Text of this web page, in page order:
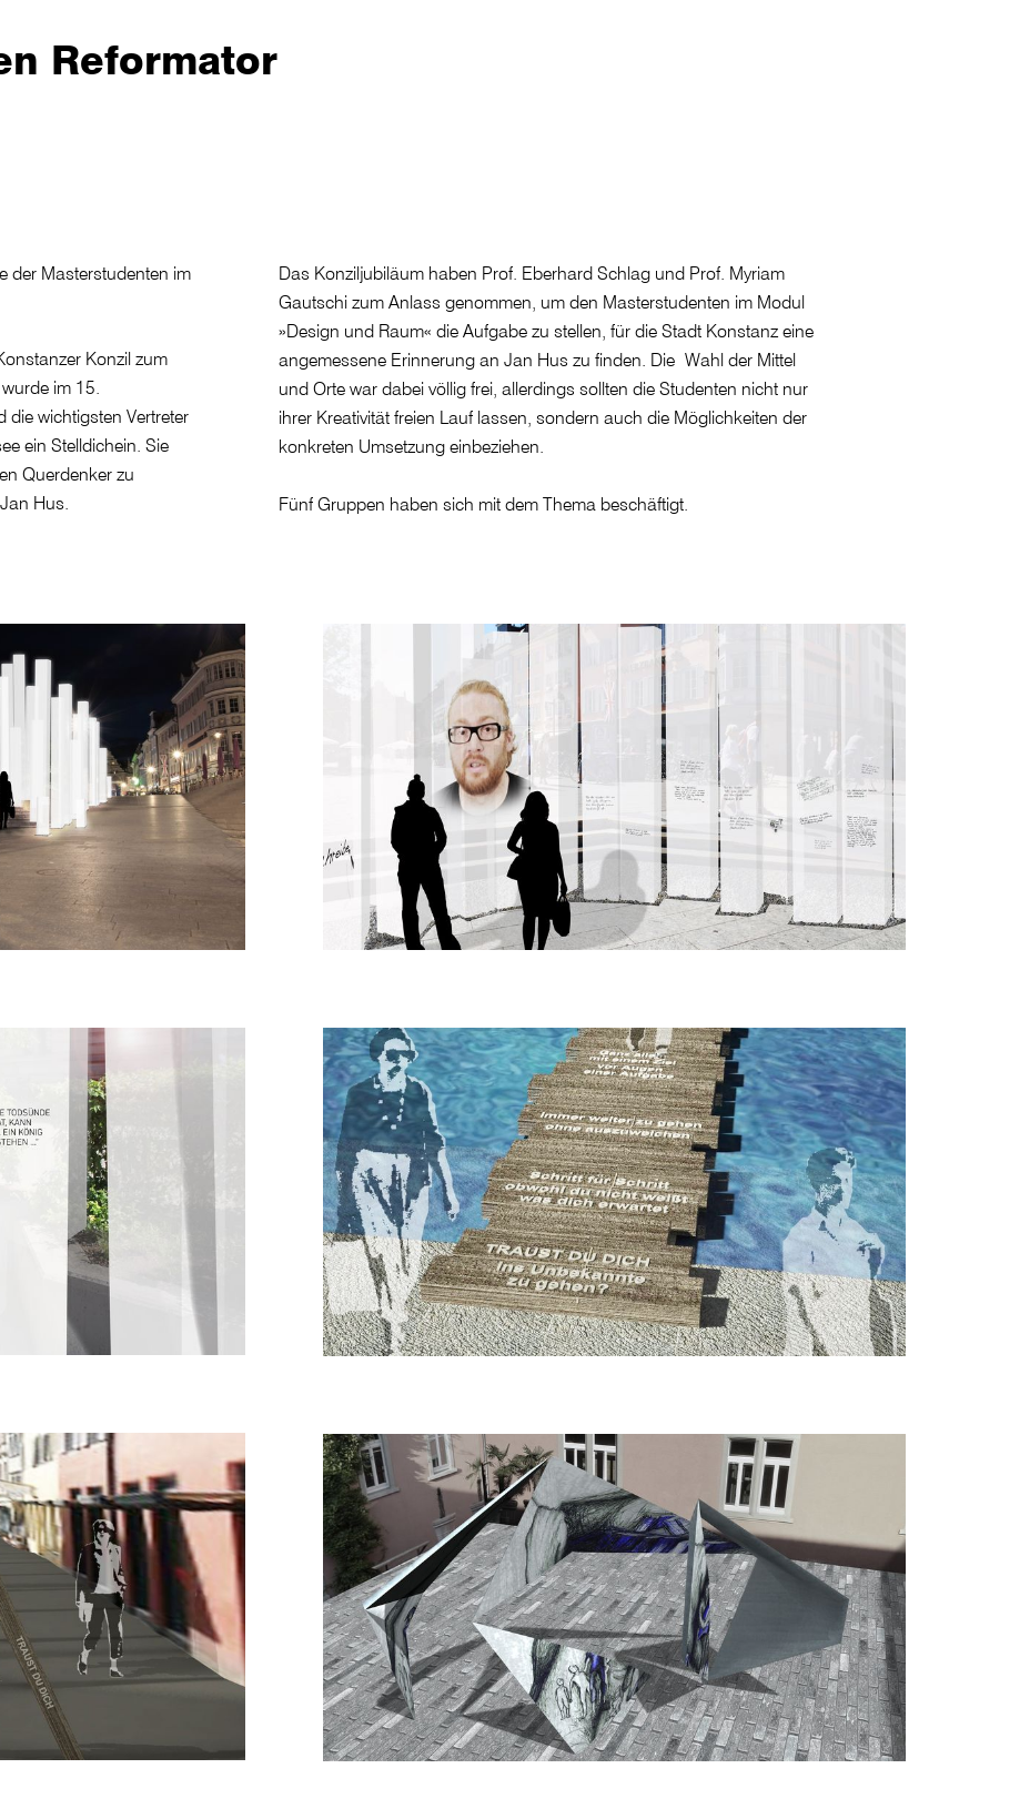
Reformator
der Masterstudenten im
Konzil zum
im 15.
wichtigsten Vertreter
ein Stelldichein. Sie
Querdenker zu
Hus.
Das Konziljubiläum haben Prof. Eberhard Schlag und Prof. Myriam
Gautschi zum Anlass genommen, um den Masterstudenten im Modul
»Design und Raum« die Aufgabe zu stellen, für die Stadt Konstanz eine
angemessene Erinnerung an Jan Hus zu finden. Die Wahl der Mittel
und Orte war dabei völlig frei, allerdings sollten die Studenten nicht nur
ihrer Kreativität freien Lauf lassen, sondern auch die Möglichkeiten der
konkreten Umsetzung einbeziehen.
Fünf Gruppen haben sich mit dem Thema beschäftigt.